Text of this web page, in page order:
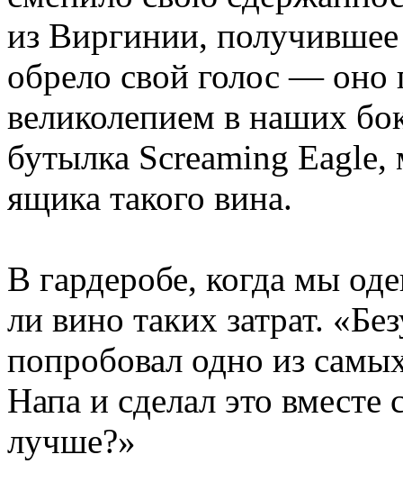
из Виргинии, получившее
обрело свой голос — оно
великолепием в наших
бутылка Screaming
ящика такого вина.
В гардеробе, когда мы
ли вино таких затрат.
попробовал одно из
Напа и сделал это
лучше?»